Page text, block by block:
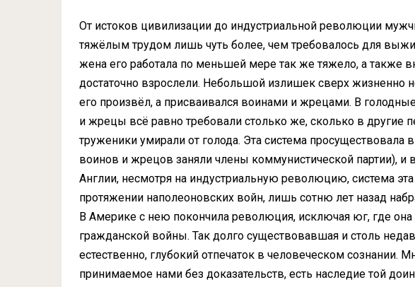
От истоков цивилизации до индустриальной революции
тяжёлым трудом лишь чуть более, чем требовалось для
жена его работала по меньшей мере так же тяжело, а также
достаточно взрослели. Небольшой излишек сверх жизненно
его произвёл, а присваивался воинами и жрецами. В
и жрецы всё равно требовали столько же, сколько в другие
труженики умирали от голода. Эта система просуществовала
воинов и жрецов заняли члены коммунистической партии), и
Англии, несмотря на индустриальную революцию, система
протяжении наполеоновских войн, лишь сотню лет назад
В Америке c нею покончила революция, исключая юг, где она
гражданской войны. Так долго существовавшая и столь
естественно, глубокий отпечаток в человеческом сознании.
принимаемое нами без доказательств, есть наследие той